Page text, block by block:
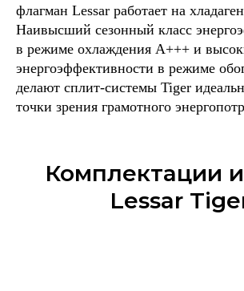
флагман Lessar работает на
Наивысший сезонный класс
в режиме охлаждения А+++ и
энергоэффективности в режиме
делают сплит-системы Tiger
точки зрения грамотного
Комплектации
Lessar